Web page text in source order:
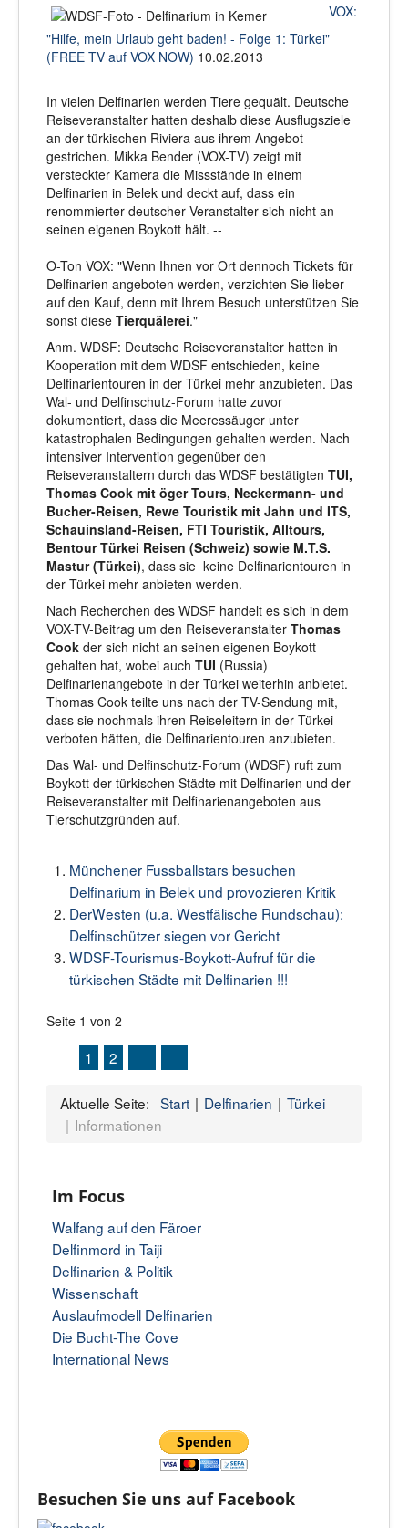
VOX:
"Hilfe, mein Urlaub geht baden! - Folge 1: Türkei"
(FREE TV auf VOX NOW) 10.02.2013
In vielen Delfinarien werden Tiere gequält. Deutsche
Reiseveranstalter hatten deshalb diese Ausflugsziele
an der türkischen Riviera aus ihrem Angebot
gestrichen. Mikka Bender (VOX-TV) zeigt mit
versteckter Kamera die Missstände in einem
Delfinarien in Belek und deckt auf, dass ein
renommierter deutscher Veranstalter sich nicht an
seinen eigenen Boykott hält. --
O-Ton VOX: "Wenn Ihnen vor Ort dennoch Tickets für
Delfinarien angeboten werden, verzichten Sie lieber
auf den Kauf, denn mit Ihrem Besuch unterstützen Sie
sonst diese Tierquälerei."
Anm. WDSF: Deutsche Reiseveranstalter hatten in
Kooperation mit dem WDSF entschieden, keine
Delfinarientouren in der Türkei mehr anzubieten. Das
Wal- und Delfinschutz-Forum hatte zuvor
dokumentiert, dass die Meeressäuger unter
katastrophalen Bedingungen gehalten werden. Nach
intensiver Intervention gegenüber den
Reiseveranstaltern durch das WDSF bestätigten TUI,
Thomas Cook mit öger Tours, Neckermann- und
Bucher-Reisen, Rewe Touristik mit Jahn und ITS,
Schauinsland-Reisen, FTI Touristik, Alltours,
Bentour Türkei Reisen (Schweiz) sowie M.T.S.
Mastur (Türkei), dass sie keine Delfinarientouren in
der Türkei mehr anbieten werden.
Nach Recherchen des WDSF handelt es sich in dem
VOX-TV-Beitrag um den Reiseveranstalter Thomas
Cook der sich nicht an seinen eigenen Boykott
gehalten hat, wobei auch TUI (Russia)
Delfinarienangebote in der Türkei weiterhin anbietet.
Thomas Cook teilte uns nach der TV-Sendung mit,
dass sie nochmals ihren Reiseleitern in der Türkei
verboten hätten, die Delfinarientouren anzubieten.
Das Wal- und Delfinschutz-Forum (WDSF) ruft zum
Boykott der türkischen Städte mit Delfinarien und der
Reiseveranstalter mit Delfinarienangeboten aus
Tierschutzgründen auf.
Münchener Fussballstars besuchen
Delfinarium in Belek und provozieren Kritik
DerWesten (u.a. Westfälische Rundschau):
Delfinschützer siegen vor Gericht
WDSF-Tourismus-Boykott-Aufruf für die
türkischen Städte mit Delfinarien !!!
Seite 1 von 2
1 2
Aktuelle Seite: Start Delfinarien
Türkei
Informationen
Im Focus
Walfang auf den Färoer
Delfinmord in Taiji
Delfinarien & Politik
Wissenschaft
Auslaufmodell Delfinarien
Die Bucht-The Cove
International News
Besuchen Sie uns auf Facebook